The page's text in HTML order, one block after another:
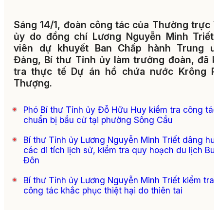
Sáng 14/1, đoàn công tác của Thường trực
ủy do đồng chí Lương Nguyễn Minh
viên dự khuyết Ban Chấp hành Trung
Đảng, Bí thư Tỉnh ủy làm trưởng đoàn, đã
tra thực tế Dự án hồ chứa nước Krông
Thượng.
Phó Bí thư Tỉnh ủy Đỗ Hữu Huy kiểm tra công tác
chuẩn bị bầu cử tại phường Sông Cầu
Bí thư Tỉnh ủy Lương Nguyễn Minh Triết dâng
các di tích lịch sử, kiểm tra quy hoạch du lịch
Đôn
Bí thư Tỉnh ủy Lương Nguyễn Minh Triết kiểm tra
công tác khắc phục thiệt hại do thiên tai